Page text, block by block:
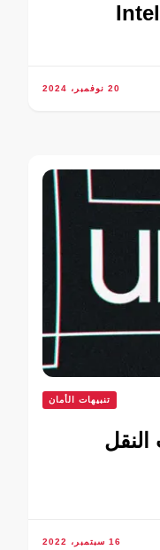
20 نوفمبر، 2024
تنبيهات الأمان
النقل
16 سبتمبر، 2022